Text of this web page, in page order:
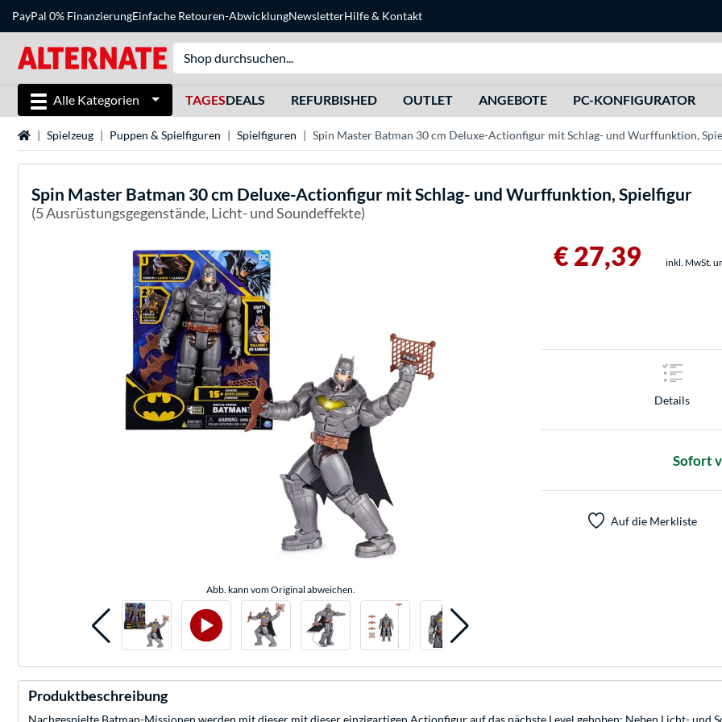
PayPal 0% FinanzierungEinfache Retouren-AbwicklungNewsletterHilfe& Kontakt
Alle Kategorien TAGESDEALS REFURBISHED OUTLET ANGEBOTE PC-KONFIGURATOR
StartseiteSpielzeug Puppen & Spielfiguren Spielfiguren Spin Master Batman 30 cm Deluxe-Actionfigur mit Schlag- und Wurffunktion,
Spin Master Batman 30 cm Deluxe-Actionfigur mit Schlag- und Wurffunktion, Spielfigur
(5 Ausrüstungsgegenstände, Licht- und Soundeffekte)
Abb. kann vom Original abweichen.
€ 27,39 inkl. MwSt.
Details
Sofort
Auf die Merkliste
Produktbeschreibung